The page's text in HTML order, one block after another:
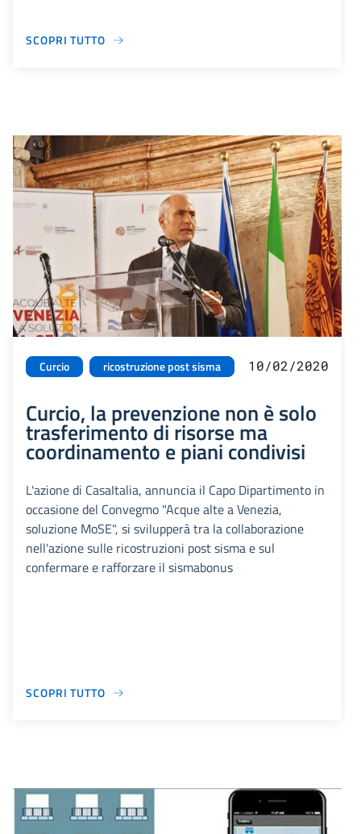
SCOPRI TUTTO
Curcio ricostruzione post sisma 10/02/2020
Curcio, la prevenzione non è solo
trasferimento di risorse ma
coordinamento e piani condivisi
L'azione di CasaItalia, annuncia il Capo Dipartimento in
occasione del Convegmo "Acque alte a Venezia,
soluzione MoSE", si svilupperà tra la collaborazione
nell'azione sulle ricostruzioni post sisma e sul
confermare e rafforzare il sismabonus
SCOPRI TUTTO